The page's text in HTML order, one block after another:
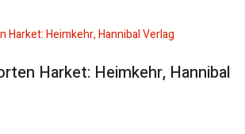
Harket: Heimkehr, Hannibal